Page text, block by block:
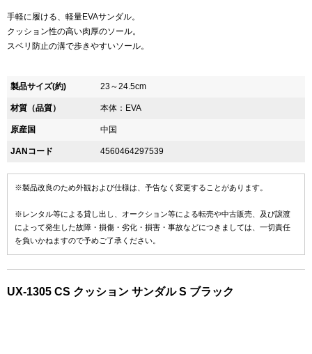
手軽に履ける、軽量EVAサンダル。
クッション性の高い肉厚のソール。
スベリ防止の溝で歩きやすいソール。
製品サイズ(約) 23～24.5cm
材質（品質） 本体：EVA
原産国 中国
JANコード 4560464297539
※製品改良のため外観および仕様は、予告なく変更することがあります。
※レンタル等による貸し出し、オークション等による転売や中古販売、及び譲渡
によって発生した故障・損傷・劣化・損害・事故などにつきましては、一切責任
を負いかねますので予めご了承ください。
UX-1305 CS クッション サンダル S ブラック